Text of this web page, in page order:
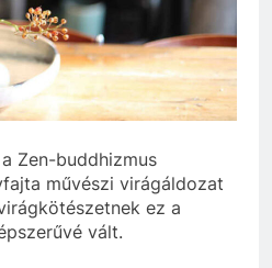
Zen-buddhizmus
művészi virágáldozat
ez a
vált.